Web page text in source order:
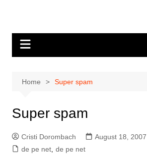
Home Super spam
Super spam
Cristi Dorombach August 18, 2007
de pe net, de pe net